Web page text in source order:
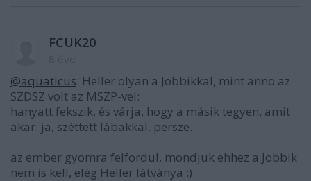
FCUK20
@aquaticus: Heller olyan a Jobbikkal, mint anno az
SZDSZ volt az MSZP-vel:
hanyatt fekszik, és várja, hogy a másik tegyen, amit
akar. ja, széttett lábakkal, persze.
az ember gyomra felfordul, mondjuk ehhez a Jobbik
nem is kell, elég Heller látványa :)